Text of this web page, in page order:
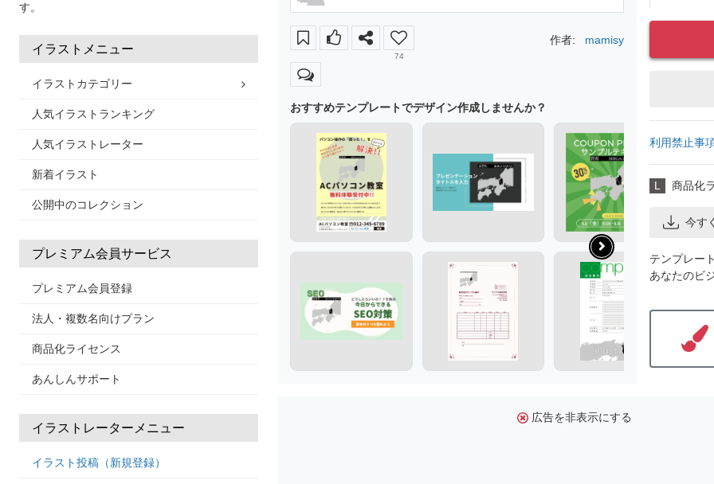
す。
イラストメニュー
イラストカテゴリー
人気イラストランキング
人気イラストレーター
新着イラスト
公開中のコレクション
プレミアム会員サービス
プレミアム会員登録
法人・複数名向けプラン
商品化ライセンス
あんしんサポート
イラストレーターメニュー
イラスト投稿（新規登録）
74
作者: mamisy
おすすめテンプレートでデザイン作成しませんか？
利用禁止事
L 商品化
今す
テンプレー
あなたのビ
広告を非表示にする